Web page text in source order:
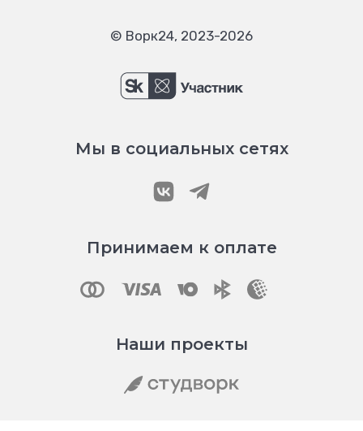
© Ворк24, 2023-2026
Мы в социальных сетях
Принимаем к оплате
Наши проекты